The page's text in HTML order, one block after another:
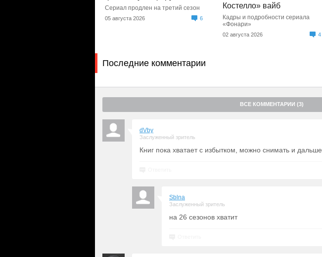
Сериал продлен на третий сезон
05 августа 2026 6
Костелло» вайб
Кадры и подробности сериала
«Фонари»
02 августа 2026 4
Последние комментарии
ВСЕ КОММЕНТАРИИ (3)
dVby
Заслуженный зритель
Книг пока хватает с избытком, можно снимать и дальше.
Sblna
Заслуженный зритель
на 26 сезонов хватит